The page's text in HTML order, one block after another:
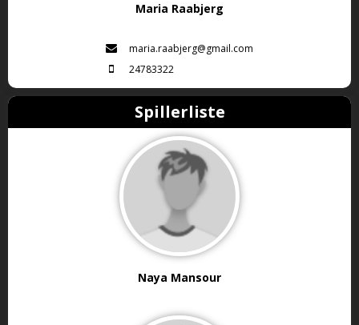
Maria Raabjerg
maria.raabjerg@gmail.com
24783322
Spillerliste
Naya Mansour